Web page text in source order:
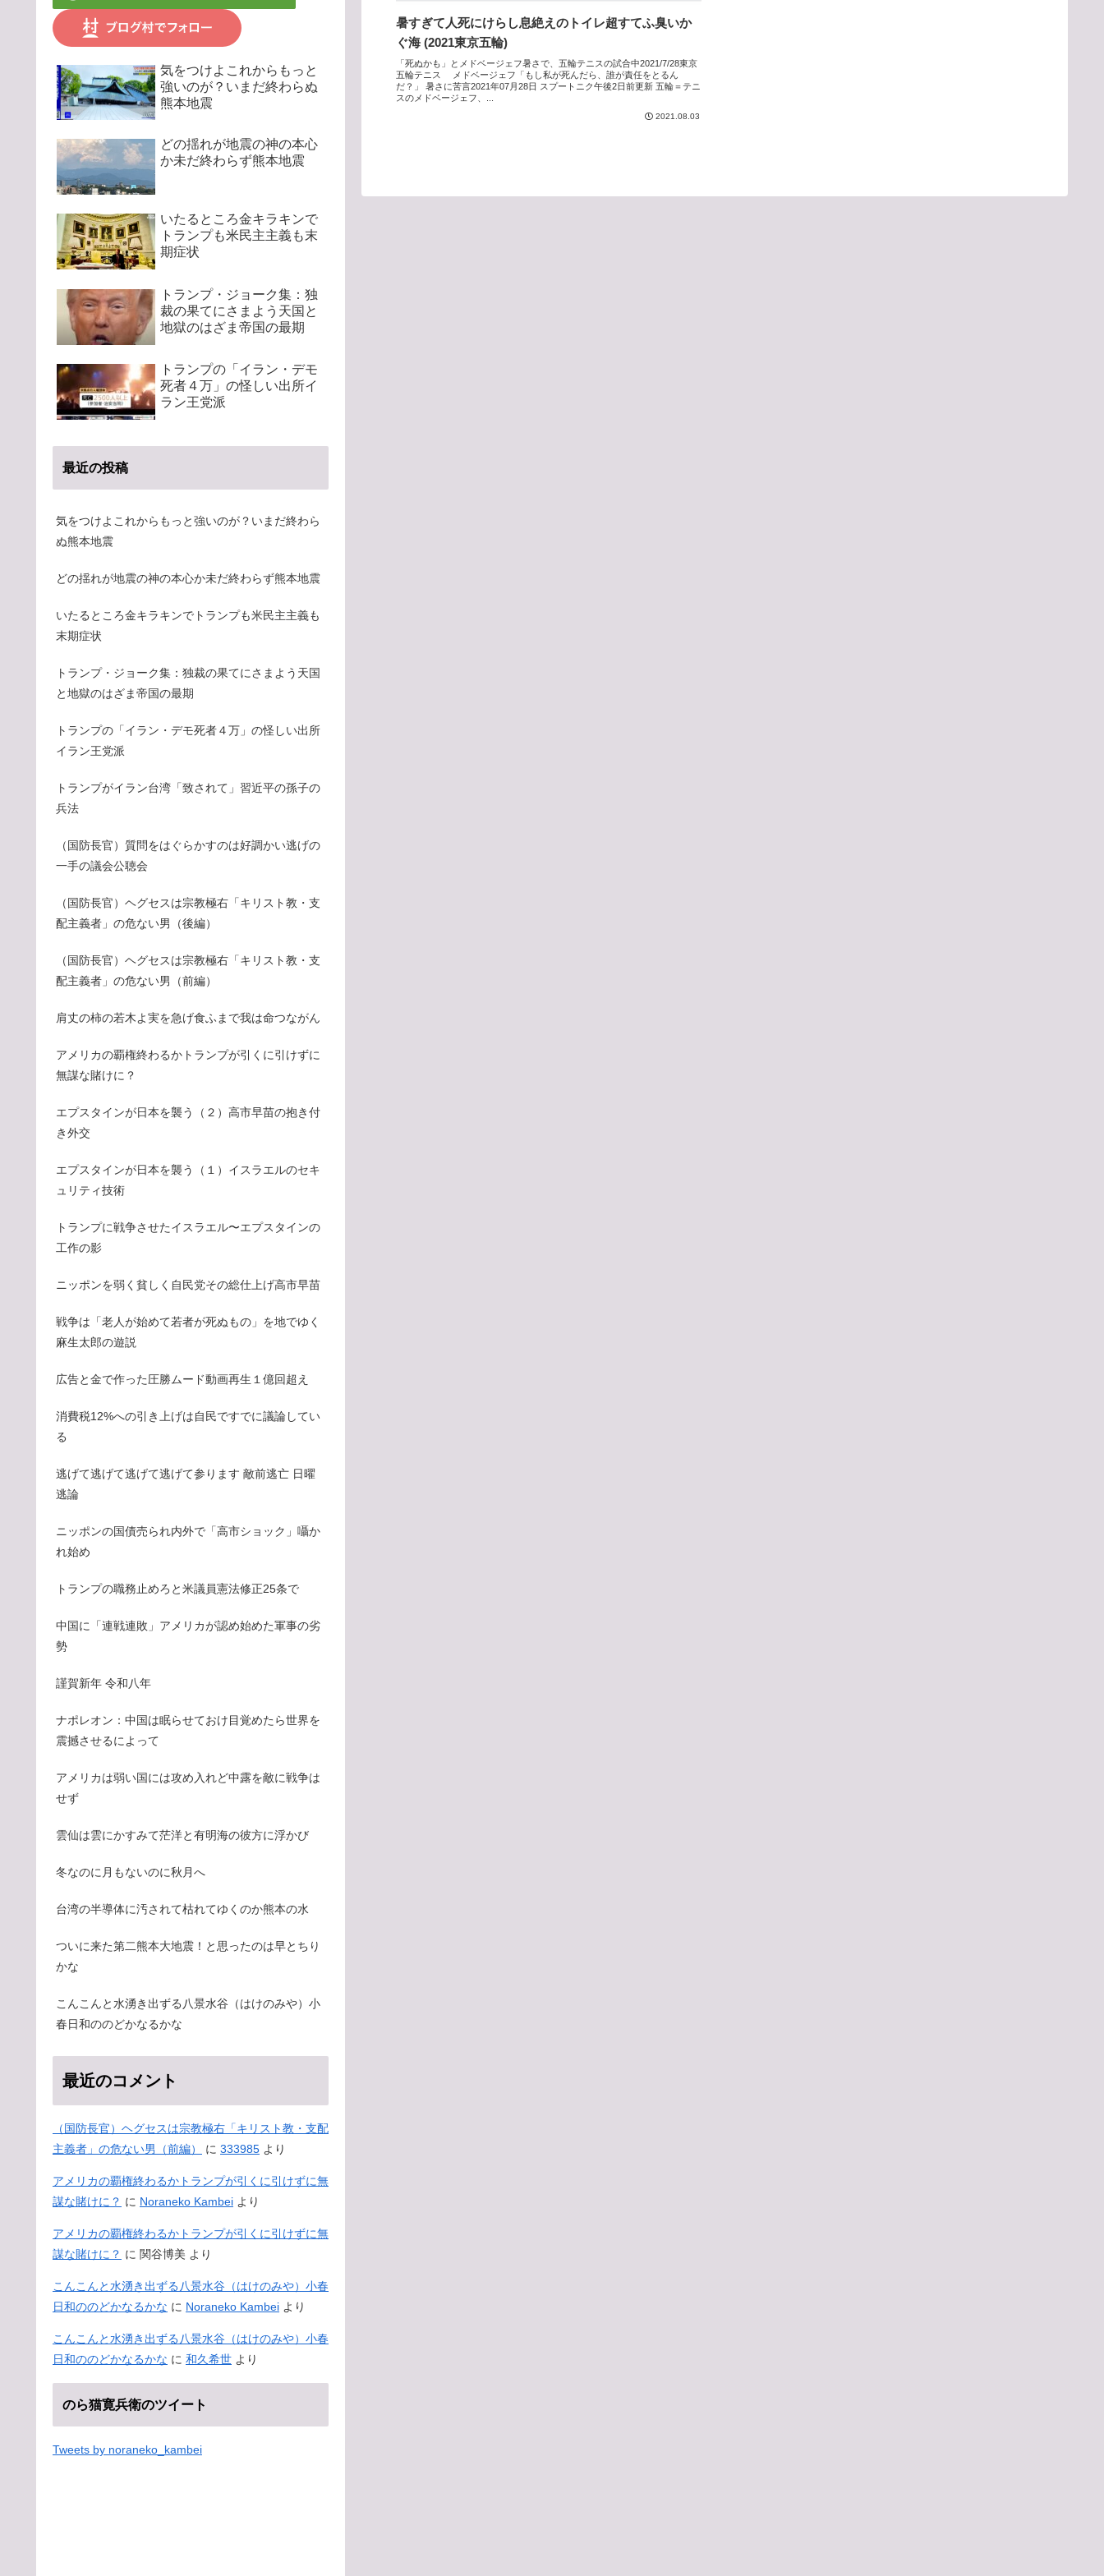
暑すぎて人死にけらし息絶えのトイレ超すてふ臭いか
ぐ海 (2021東京五輪)
「死ぬかも」とメドベージェフ暑さで、五輪テニスの試合中2021/7/28東京
五輪テニス メドベージェフ「もし私が死んだら、誰が責任をとるん
だ？」 暑さに苦言2021年07月28日 スプートニク午後2日前更新 五輪＝テニ
スのメドベージェフ、...
2021.08.03
気をつけよこれからもっと
強いのが？いまだ終わらぬ
熊本地震
どの揺れが地震の神の本心
か未だ終わらず熊本地震
いたるところ金キラキンで
トランプも米民主主義も末
期症状
トランプ・ジョーク集：独
裁の果てにさまよう天国と
地獄のはざま帝国の最期
トランプの「イラン・デモ
死者４万」の怪しい出所イ
ラン王党派
最近の投稿
気をつけよこれからもっと強いのが？いまだ終わら
ぬ熊本地震
どの揺れが地震の神の本心か未だ終わらず熊本地震
いたるところ金キラキンでトランプも米民主主義も
末期症状
トランプ・ジョーク集：独裁の果てにさまよう天国
と地獄のはざま帝国の最期
トランプの「イラン・デモ死者４万」の怪しい出所
イラン王党派
トランプがイラン台湾「致されて」習近平の孫子の
兵法
（国防長官）質問をはぐらかすのは好調かい逃げの
一手の議会公聴会
（国防長官）ヘグセスは宗教極右「キリスト教・支
配主義者」の危ない男（後編）
（国防長官）ヘグセスは宗教極右「キリスト教・支
配主義者」の危ない男（前編）
肩丈の柿の若木よ実を急げ食ふまで我は命つながん
アメリカの覇権終わるかトランプが引くに引けずに
無謀な賭けに？
エプスタインが日本を襲う（２）高市早苗の抱き付
き外交
エプスタインが日本を襲う（１）イスラエルのセキ
ュリティ技術
トランプに戦争させたイスラエル〜エプスタインの
工作の影
ニッポンを弱く貧しく自民党その総仕上げ高市早苗
戦争は「老人が始めて若者が死ぬもの」を地でゆく
麻生太郎の遊説
広告と金で作った圧勝ムード動画再生１億回超え
消費税12%への引き上げは自民ですでに議論してい
る
逃げて逃げて逃げて逃げて参ります 敵前逃亡 日曜
逃論
ニッポンの国債売られ内外で「高市ショック」囁か
れ始め
トランプの職務止めろと米議員憲法修正25条で
中国に「連戦連敗」アメリカが認め始めた軍事の劣
勢
謹賀新年 令和八年
ナポレオン：中国は眠らせておけ目覚めたら世界を
震撼させるによって
アメリカは弱い国には攻め入れど中露を敵に戦争は
せず
雲仙は雲にかすみて茫洋と有明海の彼方に浮かび
冬なのに月もないのに秋月へ
台湾の半導体に汚されて枯れてゆくのか熊本の水
ついに来た第二熊本大地震！と思ったのは早とちり
かな
こんこんと水湧き出ずる八景水谷（はけのみや）小
春日和ののどかなるかな
最近のコメント
（国防長官）ヘグセスは宗教極右「キリスト教・支配
主義者」の危ない男（前編）
に 333985 より
アメリカの覇権終わるかトランプが引くに引けずに無
謀な賭けに？ に Noraneko Kambei より
アメリカの覇権終わるかトランプが引くに引けずに無
謀な賭けに？ に 関谷博美 より
こんこんと水湧き出ずる八景水谷（はけのみや）小春
日和ののどかなるかな に Noraneko Kambei より
こんこんと水湧き出ずる八景水谷（はけのみや）小春
日和ののどかなるかな に 和久希世 より
のら猫寛兵衛のツイート
Tweets by noraneko_kambei